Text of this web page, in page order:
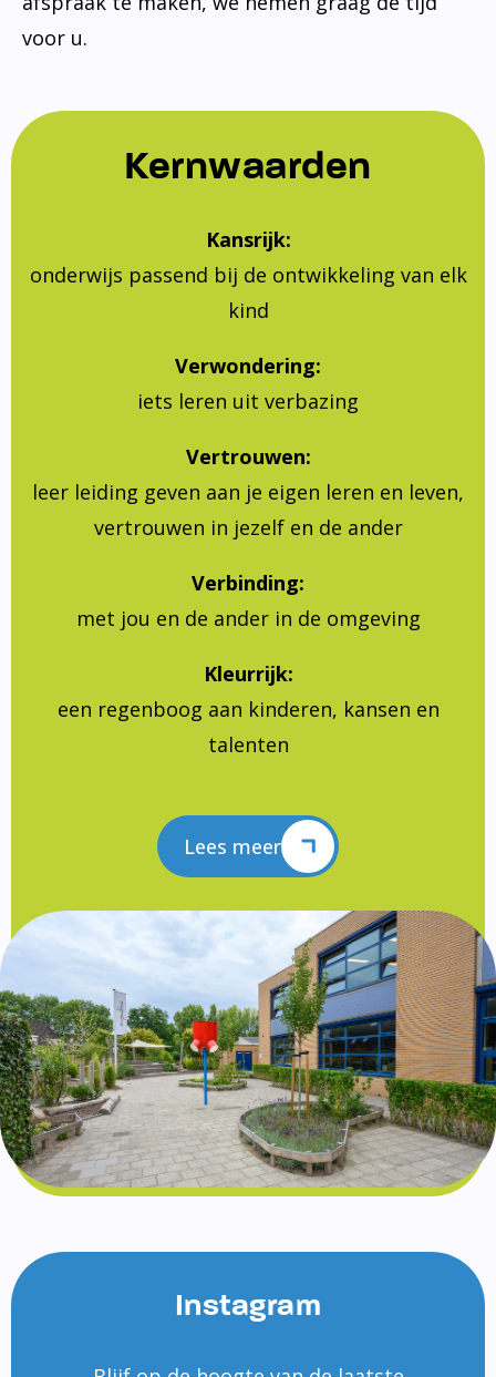
voor u.
Kernwaarden
Kansrijk:
onderwijs passend bij de ontwikkeling van elk
kind
Verwondering:
iets leren uit verbazing
Vertrouwen:
leer leiding geven aan je eigen leren en leven,
vertrouwen in jezelf en de ander
Verbinding:
met jou en de ander in de omgeving
Kleurrijk:
een regenboog aan kinderen, kansen en
talenten
Lees meer
Instagram